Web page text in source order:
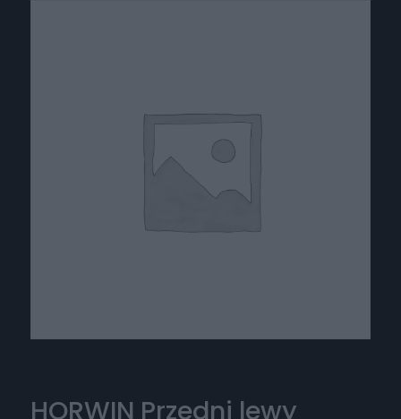
HORWIN Przedni lewy